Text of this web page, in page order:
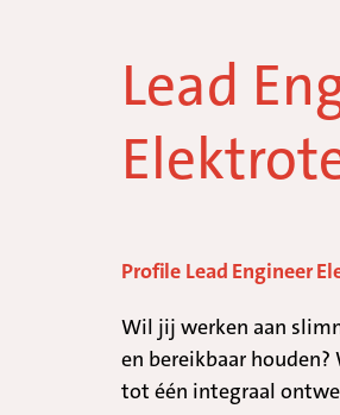
Lead
Profile Lead Engineer
Wil jij werken aan
en bereikbaar
tot één integraal